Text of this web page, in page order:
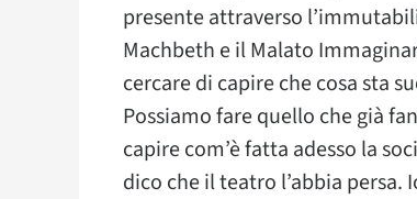
presente attraverso
Machbeth e il Malato
cercare di capire che cosa sta
Possiamo fare quello che già
capire com’è fatta adesso la
dico che il teatro l’abbia persa.